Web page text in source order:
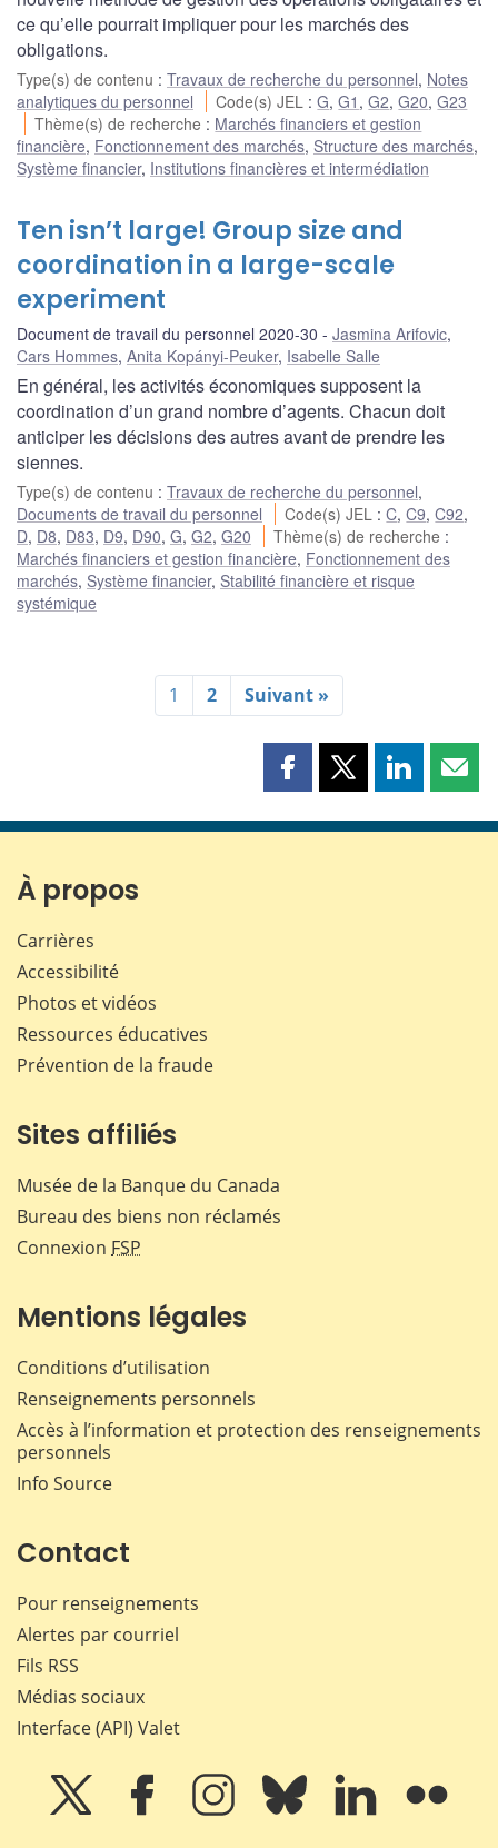
ce qu’elle pourrait impliquer pour les marchés des
obligations.
Type(s) de contenu : Travaux de recherche du personnel, Notes
analytiques du personnel
Code(s) JEL :G,G1 ,G2,G20,G23
Thème(s) de recherche : Marchés financiers et gestion
financière, Fonctionnement des marchés, Structure des marchés,
Système financier, Institutions financières et intermédiation
Ten isn’t large! Group size and
coordination in a large-scale
experiment
Document de travail du personnel 2020-30 Jasmina Arifovic,
Cars Hommes, Anita Kopányi-Peuker, Isabelle Salle
En général, les activités économiques supposent la
coordination d’un grand nombre d’agents. Chacun doit
anticiper les décisions des autres avant de prendre les
siennes.
Type(s) de contenu : Travaux de recherche du personnel,
Documents de travail du personnel
Code(s) JEL :C,C9,C92,
D, D8, D83, D9, D90, G, G2, G20 Thème(s) de recherche :
Marchés financiers et gestion financière, Fonctionnement des
marchés, Système financier, Stabilité financière et risque
systémique
1 2 Suivant »
Partager
page
Partager
page
Partager
page page
À propos
Carrières
Accessibilité
Photos et vidéos
Ressources éducatives
Prévention de la fraude
Sites affiliés
Musée de la Banque du Canada
Bureau des biens non réclamés
Connexion FSP
Mentions légales
Conditions d’utilisation
Renseignements personnels
Accès à l’information et protection des renseignements
personnels
Info Source
Contact
Pour renseignements
Alertes par courriel
Fils RSS
Médias sociaux
Interface (API) Valet